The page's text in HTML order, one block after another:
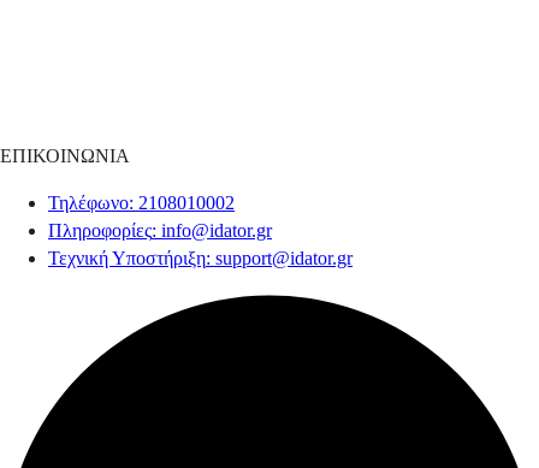
ΕΠΙΚΟΙΝΩΝΙΑ
Τηλέφωνο: 2108010002
Πληροφορίες: info@idator.gr
Τεχνική Υποστήριξη: support@idator.gr